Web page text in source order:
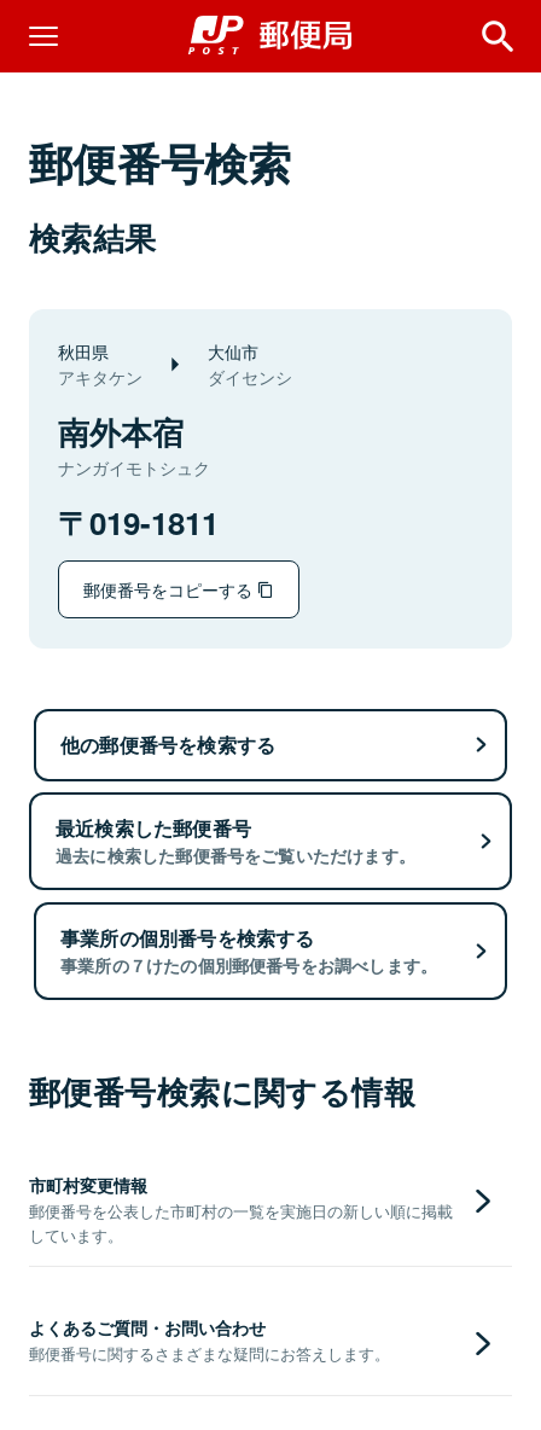
郵便番号検索
検索結果
秋田県
アキタケン
大仙市
ダイセンシ
南外本宿
ナンガイモトシュク
019-1811
郵便番号をコピーする
他の郵便番号を検索する
最近検索した郵便番号
過去に検索した郵便番号をご覧いただけます。
事業所の個別番号を検索する
事業所の７けたの個別郵便番号をお調べします。
郵便番号検索に関する情報
市町村変更情報
郵便番号を公表した市町村の一覧を実施日の新しい順に掲載
しています。
よくあるご質問・お問い合わせ
郵便番号に関するさまざまな疑問にお答えします。